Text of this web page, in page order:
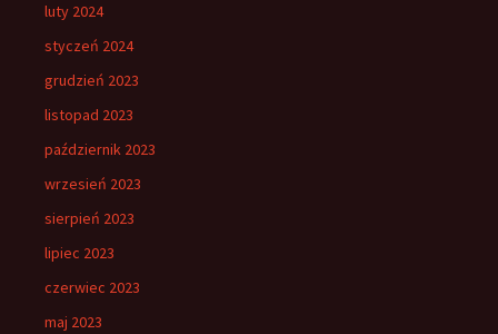
luty 2024
styczeń 2024
grudzień 2023
listopad 2023
październik 2023
wrzesień 2023
sierpień 2023
lipiec 2023
czerwiec 2023
maj 2023